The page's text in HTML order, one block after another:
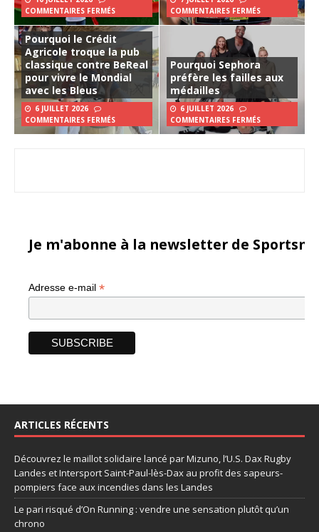
COMMENTAIRES FERMÉS
COMMENTAIRES FERMÉS
Pourquoi le Crédit
Agricole troque la pub
classique contre BeReal
pour vivre le Mondial
avec les Bleus
6 JUILLET 2026
COMMENTAIRES FERMÉS
Pourquoi Sephora
préfère les failles aux
médailles
6 JUILLET 2026
COMMENTAIRES FERMÉS
Je m'abonne à la newsletter de
Adresse e-mail *
ARTICLES RÉCENTS
Découvrez le maillot solidaire lancé par Mizuno, l’U.S. Dax Rugby
Landes et Intersport Saint-Paul-lès-Dax au profit des sapeurs-
pompiers face aux incendies dans les Landes
Le pari risqué d’On Running : vendre une sensation plutôt qu’un
chrono